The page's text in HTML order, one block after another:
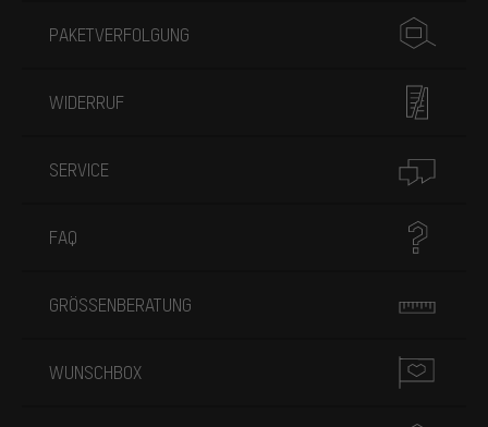
PAKETVERFOLGUNG
WIDERRUF
SERVICE
FAQ
GRÖSSENBERATUNG
WUNSCHBOX